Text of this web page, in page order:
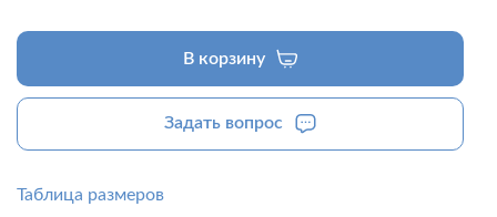
В корзину
Задать вопрос
Таблица размеров